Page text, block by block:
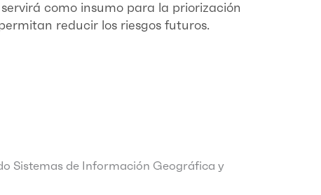
como insumo para la priorización
reducir los riesgos futuros.
Sistemas de Información Geográfica y